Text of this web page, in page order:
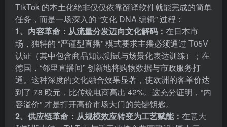
TikTok 的本土化绝非仅仅依靠翻译软件就能完成的简单
任务，而是一场深入的 “文化 DNA 编辑” 过程：
1、内容革命：从流量分发迈向文化解码： 在日本市
场，独特的 “严谨型直播” 模式要求主播必须通过 T05V
认证（其中包含商品知识测试与场景化表达训练）；在
德国，“邻里直播间” 创新地将购物数据与市政服务打
通。这种深度的文化融合效果显著，使欧洲的客单价达
到了 78 欧元，比传统电商高出 42%。这充分证明，“内
容溢价” 才是打开高价市场大门的关键钥匙。
2、供应链革命：从规模效应转变为工艺赋能： 在意大